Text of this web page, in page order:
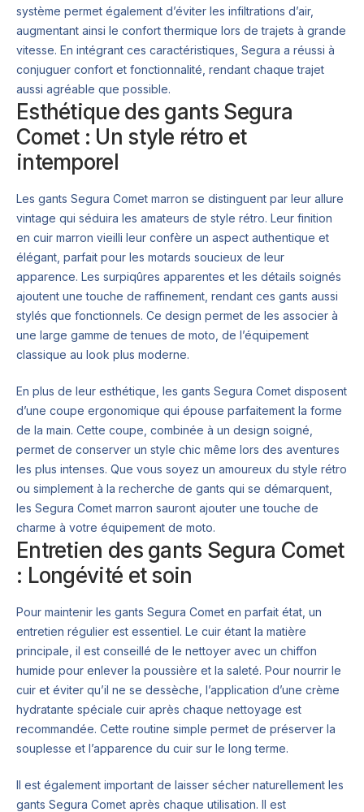
système permet également d’éviter les infiltrations d’air,
augmentant ainsi le confort thermique lors de trajets à grande
vitesse. En intégrant ces caractéristiques, Segura a réussi à
conjuguer confort et fonctionnalité, rendant chaque trajet
aussi agréable que possible.
Esthétique des gants Segura
Comet : Un style rétro et
intemporel
Les gants Segura Comet marron se distinguent par leur allure
vintage qui séduira les amateurs de style rétro. Leur finition
en cuir marron vieilli leur confère un aspect authentique et
élégant, parfait pour les motards soucieux de leur
apparence. Les surpiqûres apparentes et les détails soignés
ajoutent une touche de raffinement, rendant ces gants aussi
stylés que fonctionnels. Ce design permet de les associer à
une large gamme de tenues de moto, de l’équipement
classique au look plus moderne.
En plus de leur esthétique, les gants Segura Comet disposent
d’une coupe ergonomique qui épouse parfaitement la forme
de la main. Cette coupe, combinée à un design soigné,
permet de conserver un style chic même lors des aventures
les plus intenses. Que vous soyez un amoureux du style rétro
ou simplement à la recherche de gants qui se démarquent,
les Segura Comet marron sauront ajouter une touche de
charme à votre équipement de moto.
Entretien des gants Segura Comet
: Longévité et soin
Pour maintenir les gants Segura Comet en parfait état, un
entretien régulier est essentiel. Le cuir étant la matière
principale, il est conseillé de le nettoyer avec un chiffon
humide pour enlever la poussière et la saleté. Pour nourrir le
cuir et éviter qu’il ne se dessèche, l’application d’une crème
hydratante spéciale cuir après chaque nettoyage est
recommandée. Cette routine simple permet de préserver la
souplesse et l’apparence du cuir sur le long terme.
Il est également important de laisser sécher naturellement les
gants Segura Comet après chaque utilisation. Il est